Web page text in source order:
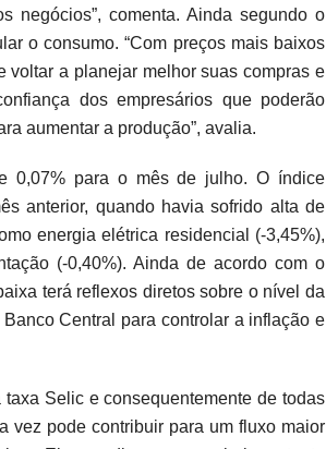
negócios”, comenta. Ainda segundo o
o consumo. “Com preços mais baixos
voltar a planejar melhor suas compras e
dos empresários que poderão
aumentar a produção”, avalia.
0,07% para o mês de julho. O índice
anterior, quando havia sofrido alta de
energia elétrica residencial (-3,45%),
(-0,40%). Ainda de acordo com o
terá reflexos diretos sobre o nível da
Central para controlar a inflação e
Selic e consequentemente de todas
vez pode contribuir para um fluxo maior